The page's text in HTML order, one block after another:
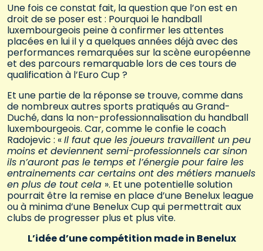
Une fois ce constat fait, la question que l’on est en
droit de se poser est : Pourquoi le handball
luxembourgeois peine à confirmer les attentes
placées en lui il y a quelques années déjà avec des
performances remarquées sur la scène européenne
et des parcours remarquable lors de ces tours de
qualification à l’Euro Cup ?
Et une partie de la réponse se trouve, comme dans
de nombreux autres sports pratiqués au Grand-
Duché, dans la non-professionnalisation du handball
luxembourgeois. Car, comme le confie le coach
Radojevic : «Il faut que les joueurs travaillent un peu
moins et deviennent semi-professionnels car sinon
ils n’auront pas le temps et l’énergie pour faire les
entrainements car certains ont des métiers manuels
en plus de tout cela ». Et une potentielle solution
pourrait être la remise en place d’une Benelux league
ou à minima d’une Benelux Cup qui permettrait aux
clubs de progresser plus et plus vite.
L’idée d’une compétition made in Benelux